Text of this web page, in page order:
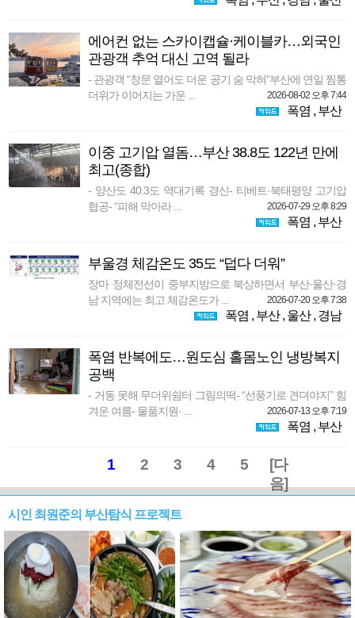
에어컨 없는 스카이캡슐·케이블카…외국인
관광객 추억 대신 고역 될라
- 관광객 “창문 열어도 더운 공기 숨 막혀”부산에 연일 찜통
더위가 이어지는 가운 ...
2026-08-02 오후 7:44
폭염 , 부산
이중 고기압 열돔…부산 38.8도 122년 만에
최고(종합)
- 양산도 40.3도 역대기록 경신- 티베트·북태평양 고기압
협공- “피해 막아라 ...
2026-07-29 오후 8:29
폭염 , 부산
부울경 체감온도 35도 “덥다 더워”
장마 정체전선이 중부지방으로 북상하면서 부산·울산·경
남 지역에는 최고 체감온도가 ...
2026-07-20 오후 7:38
폭염 , 부산, 울산, 경남
폭염 반복에도…원도심 홀몸노인 냉방복지
공백
- 거동 못해 무더위쉼터 그림의떡- “선풍기로 견뎌야지” 힘
겨운 여름- 물품지원· ...
2026-07-13 오후 7:19
폭염 , 부산
1 2 3 4 5
[다
음]
시인 최원준의 부산탐식 프로젝트